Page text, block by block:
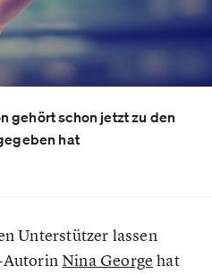
gehört schon jetzt zu den
hat
Unterstützer lassen
Autorin Nina George hat